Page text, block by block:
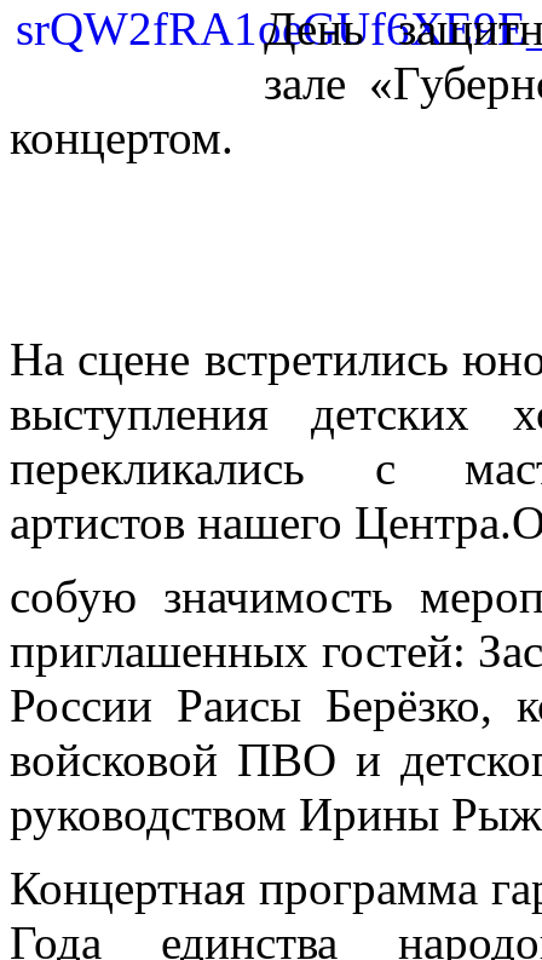
День
зале
концертом.
На сцене встретились
выступления детских
перекликались с
артистов нашего Центра.
собую значимость
приглашенных гостей:
России Раисы Берёзко,
войсковой ПВО и
руководством Ирины
Концертная программа
Года единства